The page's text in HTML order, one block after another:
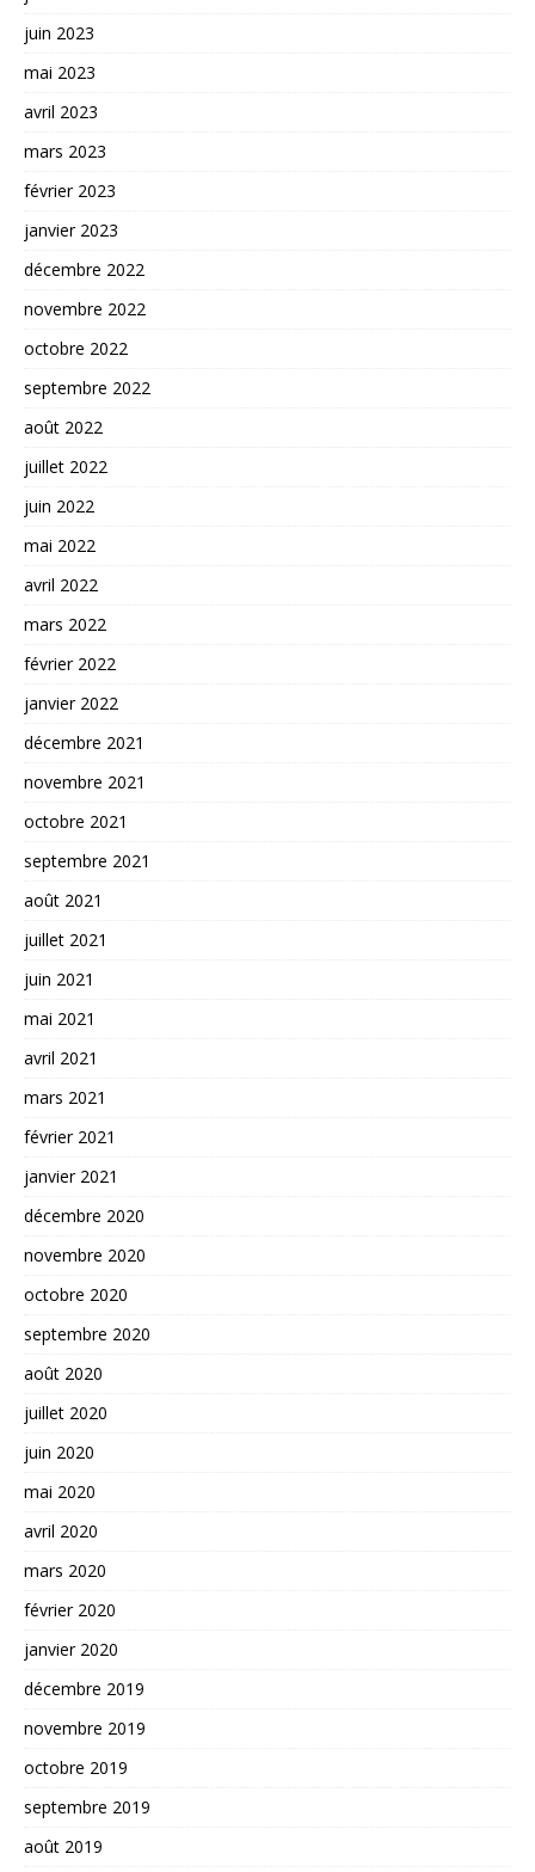
juin 2023
mai 2023
avril 2023
mars 2023
février 2023
janvier 2023
décembre 2022
novembre 2022
octobre 2022
septembre 2022
août 2022
juillet 2022
juin 2022
mai 2022
avril 2022
mars 2022
février 2022
janvier 2022
décembre 2021
novembre 2021
octobre 2021
septembre 2021
août 2021
juillet 2021
juin 2021
mai 2021
avril 2021
mars 2021
février 2021
janvier 2021
décembre 2020
novembre 2020
octobre 2020
septembre 2020
août 2020
juillet 2020
juin 2020
mai 2020
avril 2020
mars 2020
février 2020
janvier 2020
décembre 2019
novembre 2019
octobre 2019
septembre 2019
août 2019